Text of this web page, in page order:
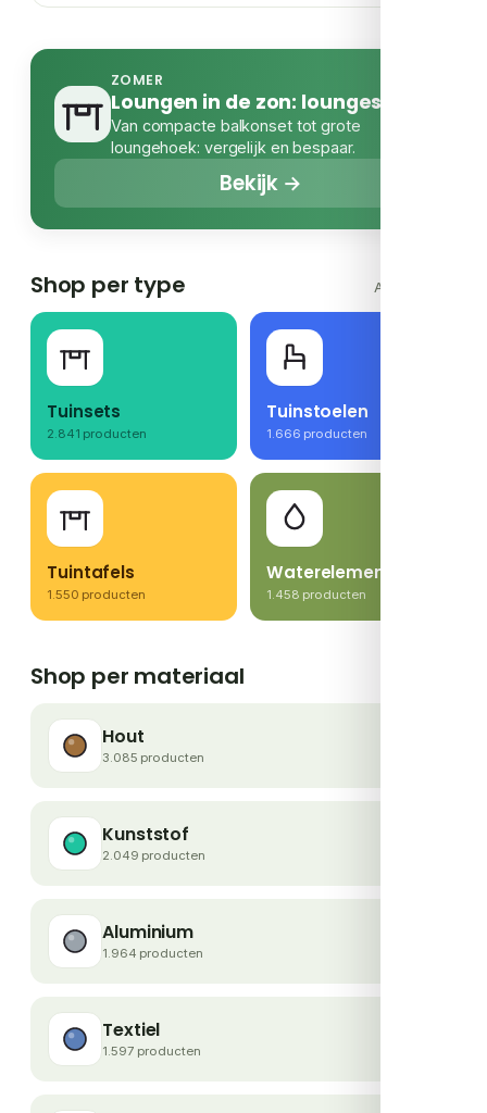
ZOMER
Loungen in de zon: loungesets
Van compacte balkonset tot grote
loungehoek: vergelijk en bespaar.
Bekijk →
Shop per type Alle types →
Tuinsets
2.841 producten
Tuinstoelen
1.666 producten
Tuintafels
1.550 producten
Waterelementen
1.458 producten
Shop per materiaal
Hout
3.085 producten
Kunststof
2.049 producten
Aluminium
1.964 producten
Textiel
1.597 producten